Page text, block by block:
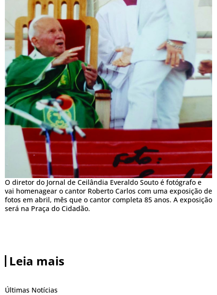
O diretor do Jornal de Ceilândia Everaldo Souto é fotógrafo e
vai homenagear o cantor Roberto Carlos com uma exposição de
fotos em abril, mês que o cantor completa 85 anos. A exposição
será na Praça do Cidadão.
Leia mais
Últimas Notícias